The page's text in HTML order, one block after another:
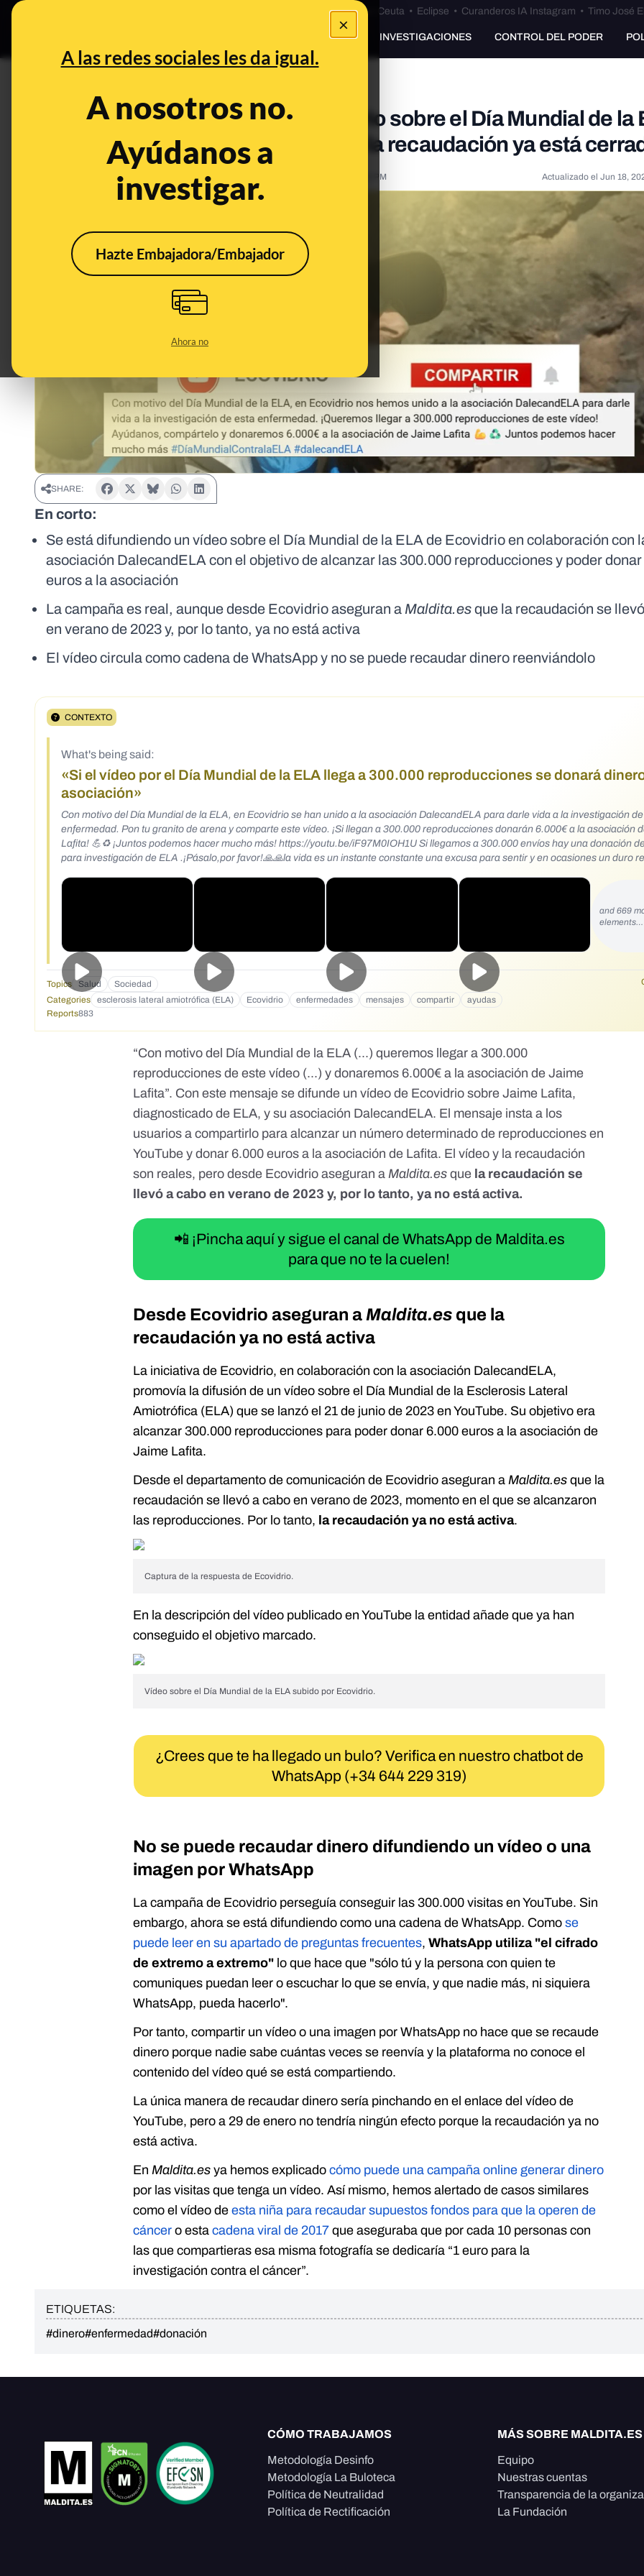
×
A las redes sociales les da igual.
A nosotros no.
Ayúdanos a
investigar.
Hazte Embajadora/Embajador
Ahora no
Especial Ceuta•Bulos Ceuta • Eclipse • Curanderos IA Instagram • Timo José
PREBUNKING INVESTIGACIONES CONTROL DEL PODER
Qué sabemos del vídeo de Ecovidrio sobre el Día Mundial de la
para recaudar dinero: es real, pero la recaudación ya está
Jan 29, 2024, 4:42:32 PM Actualizado el Jun 18,
CONTEXTO
SHARE:
En corto:
Se está difundiendo un vídeo sobre el Día Mundial de la ELA de Ecovidrio en colaboración con
asociación DalecandELA con el objetivo de alcanzar las 300.000 reproducciones y poder
euros a la asociación
La campaña es real, aunque desde Ecovidrio aseguran a Maldita.esque la recaudación se
en verano de 2023 y, por lo tanto, ya no está activa
El vídeo circula como cadena de WhatsApp y no se puede recaudar dinero reenviándolo
CONTEXTO
What's being said:
«Si el vídeo por el Día Mundial de la ELA llega a 300.000 reproducciones se donará
asociación»
Con motivo del Día Mundial de la ELA, en Ecovidrio se han unido a la asociación DalecandELA para darle vida a la investigación
enfermedad. Pon tu granito de arena y comparte este vídeo. ¡Si llegan a 300.000 reproducciones donarán 6.000€ a la asociación
Lafita! 💪♻️ ¡Juntos podemos hacer mucho más! https://youtu.be/iF97M0IOH1U Si llegamos a 300.000 envíos hay una donación
para investigación de ELA .¡Pásalo,por favor!🙏🙏la vida es un instante constante una excusa para sentir y en ocasiones un duro
and 669
elements…
Topics Salud Sociedad
Categories
esclerosis lateral amiotrófica (ELA) Ecovidrio enfermedades mensajes compartir
ayudas
Reports883
“Con motivo del Día Mundial de la ELA (...) queremos llegar a 300.000
reproducciones de este vídeo (...) y donaremos 6.000€ a la asociación de Jaime
Lafita”. Con este mensaje se difunde un vídeo de Ecovidrio sobre Jaime Lafita,
diagnosticado de ELA, y su asociación DalecandELA. El mensaje insta a los
usuarios a compartirlo para alcanzar un número determinado de reproducciones en
YouTube y donar 6.000 euros a la asociación de Lafita. El vídeo y la recaudación
son reales, pero desde Ecovidrio aseguran a Maldita.es que la recaudación se
llevó a cabo en verano de 2023 y, por lo tanto, ya no está activa.
📲 ¡Pincha aquí y sigue el canal de WhatsApp de Maldita.es
para que no te la cuelen!
Desde Ecovidrio aseguran a Maldita.es que la
recaudación ya no está activa
La iniciativa de Ecovidrio, en colaboración con la asociación DalecandELA,
promovía la difusión de un vídeo sobre el Día Mundial de la Esclerosis Lateral
Amiotrófica (ELA) que se lanzó el 21 de junio de 2023 en YouTube. Su objetivo era
alcanzar 300.000 reproducciones para poder donar 6.000 euros a la asociación de
Jaime Lafita.
Desde el departamento de comunicación de Ecovidrio aseguran a Maldita.es que la
recaudación se llevó a cabo en verano de 2023, momento en el que se alcanzaron
las reproducciones. Por lo tanto, la recaudación ya no está activa.
Captura de la respuesta de Ecovidrio.
En la descripción del vídeo publicado en YouTube la entidad añade que ya han
conseguido el objetivo marcado.
Vídeo sobre el Día Mundial de la ELA subido por Ecovidrio.
¿Crees que te ha llegado un bulo? Verifica en nuestro chatbot de
WhatsApp (+34 644 229 319)
No se puede recaudar dinero difundiendo un vídeo o una
imagen por WhatsApp
La campaña de Ecovidrio perseguía conseguir las 300.000 visitas en YouTube. Sin
embargo, ahora se está difundiendo como una cadena de WhatsApp. Como se
puede leer en su apartado de preguntas frecuentes, WhatsApp utiliza "el cifrado
de extremo a extremo" lo que hace que "sólo tú y la persona con quien te
comuniques puedan leer o escuchar lo que se envía, y que nadie más, ni siquiera
WhatsApp, pueda hacerlo".
Por tanto, compartir un vídeo o una imagen por WhatsApp no hace que se recaude
dinero porque nadie sabe cuántas veces se reenvía y la plataforma no conoce el
contenido del vídeo qué se está compartiendo.
La única manera de recaudar dinero sería pinchando en el enlace del vídeo de
YouTube, pero a 29 de enero no tendría ningún efecto porque la recaudación ya no
está activa.
En Maldita.es ya hemos explicado cómo puede una campaña online generar dinero
por las visitas que tenga un vídeo. Así mismo, hemos alertado de casos similares
como el vídeo de esta niña para recaudar supuestos fondos para que la operen de
cáncer o esta cadena viral de 2017 que aseguraba que por cada 10 personas con
las que compartieras esa misma fotografía se dedicaría “1 euro para la
investigación contra el cáncer”.
ETIQUETAS:
#dinero#enfermedad#donación
CÓMO TRABAJAMOS
Metodología Desinfo
Metodología La Buloteca
Política de Neutralidad
Política de Rectificación
MÁS SOBRE MALDITA.ES
Equipo
Nuestras cuentas
Transparencia de la
La Fundación